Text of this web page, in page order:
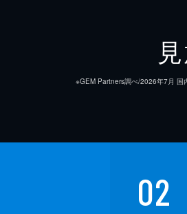
※GEM Partners調べ/2026年7⽉ 国
02